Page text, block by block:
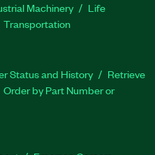
Machinery
Life
Transportation
Status and History
Retrieve
Order by Part Number or